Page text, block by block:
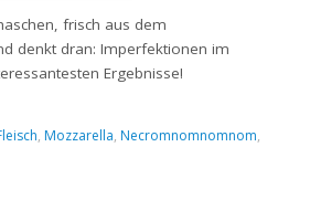
frisch aus dem
denkt dran: Imperfektionen im
Ergebnisse!
, Mozzarella, Necromnomnomnom,